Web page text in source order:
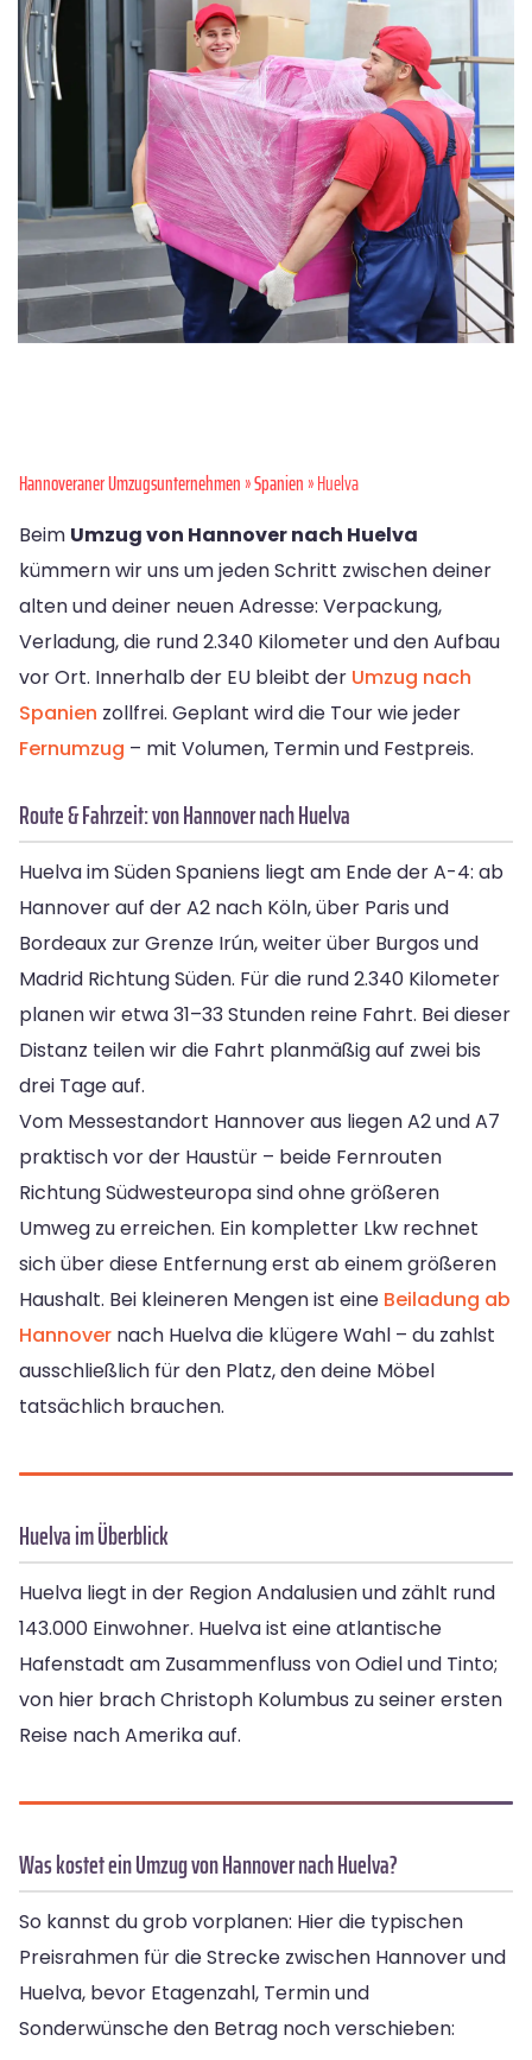
Hannoveraner Umzugsunternehmen»Spanien» Huelva
Beim Umzug von Hannover nach Huelva
kümmern wir uns um jeden Schritt zwischen deiner
alten und deiner neuen Adresse: Verpackung,
Verladung, die rund 2.340 Kilometer und den Aufbau
vor Ort. Innerhalb der EU bleibt der Umzug nach
Spanien zollfrei. Geplant wird die Tour wie jeder
Fernumzug – mit Volumen, Termin und Festpreis.
Route & Fahrzeit: von Hannover nach Huelva
Huelva im Süden Spaniens liegt am Ende der A-4: ab
Hannover auf der A2 nach Köln, über Paris und
Bordeaux zur Grenze Irún, weiter über Burgos und
Madrid Richtung Süden. Für die rund 2.340 Kilometer
planen wir etwa 31–33 Stunden reine Fahrt. Bei dieser
Distanz teilen wir die Fahrt planmäßig auf zwei bis
drei Tage auf.
Vom Messestandort Hannover aus liegen A2 und A7
praktisch vor der Haustür – beide Fernrouten
Richtung Südwesteuropa sind ohne größeren
Umweg zu erreichen. Ein kompletter Lkw rechnet
sich über diese Entfernung erst ab einem größeren
Haushalt. Bei kleineren Mengen ist eine Beiladung ab
Hannover nach Huelva die klügere Wahl – du zahlst
ausschließlich für den Platz, den deine Möbel
tatsächlich brauchen.
Huelva im Überblick
Huelva liegt in der Region Andalusien und zählt rund
143.000 Einwohner. Huelva ist eine atlantische
Hafenstadt am Zusammenfluss von Odiel und Tinto;
von hier brach Christoph Kolumbus zu seiner ersten
Reise nach Amerika auf.
Was kostet ein Umzug von Hannover nach Huelva?
So kannst du grob vorplanen: Hier die typischen
Preisrahmen für die Strecke zwischen Hannover und
Huelva, bevor Etagenzahl, Termin und
Sonderwünsche den Betrag noch verschieben: